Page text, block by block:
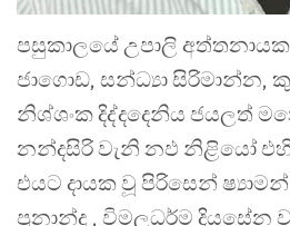
පසුකාලයේ උපාලි
ජාගොඩ, සන්ධ්‍යා සිරිමාන්න,
නිශ්ශංක දිද්දදෙනිය ජයලත්
නන්දසිරි වැනි නඵ නිළියෝ එහි
එයට දායක වූ පිරිසෙන්
ප්‍රනාන්දු , විමලධර්ම දියසේන